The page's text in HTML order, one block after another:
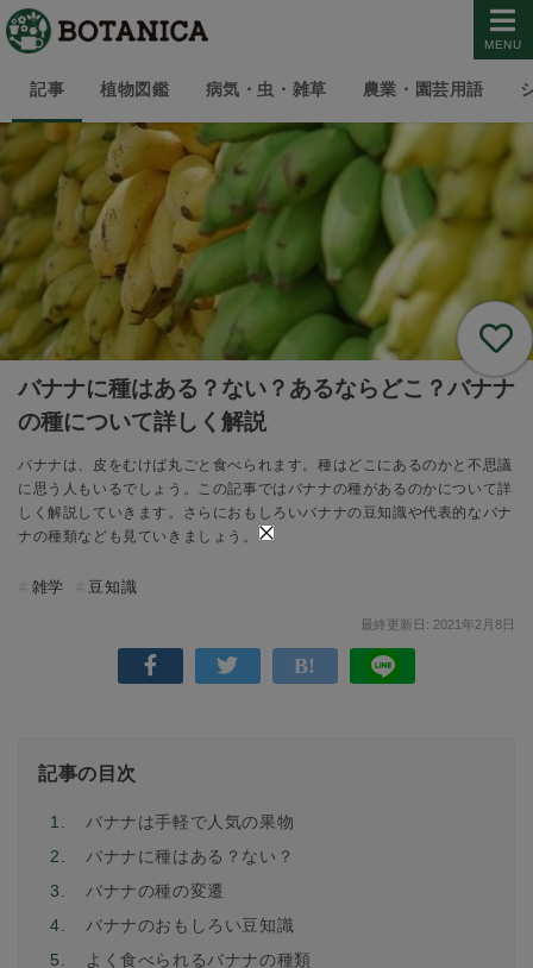
MENU
記事 植物図鑑 病気・虫・雑草 農業・園芸用語
バナナに種はある？ない？あるならどこ？バナナ
の種について詳しく解説
バナナは、皮をむけば丸ごと食べられます。種はどこにあるのかと不思議
に思う人もいるでしょう。この記事ではバナナの種があるのかについて詳
しく解説していきます。さらにおもしろいバナナの豆知識や代表的なバナ
ナの種類なども見ていきましょう。
雑学 豆知識
最終更新日: 2021年2月8日
記事の目次
1.
バナナは手軽で人気の果物
2.
バナナに種はある？ない？
3.
バナナの種の変遷
4.
バナナのおもしろい豆知識
5.
よく食べられるバナナの種類